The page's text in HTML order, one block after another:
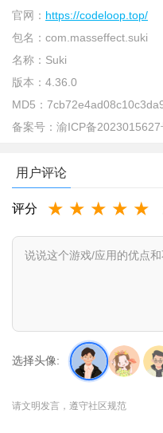
2、点击下方的“去匹配”
官网： https://codeloop.top/
包名： com.masseffect.suki
名称： Suki
版本： 4.36.0
MD5：
备案号： 渝ICP备2023015627
用户评论
评分 ★ ★ ★ ★ ★
选择头像:
请文明发言，遵守社区规范